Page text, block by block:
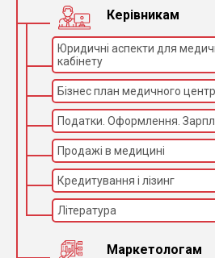
Керівникам
Юридичні аспекти для
кабінету
Бізнес план медичного
Податки. Оформлення.
Продажі в медицині
Кредитування і лізинг
Література
Маркетологам